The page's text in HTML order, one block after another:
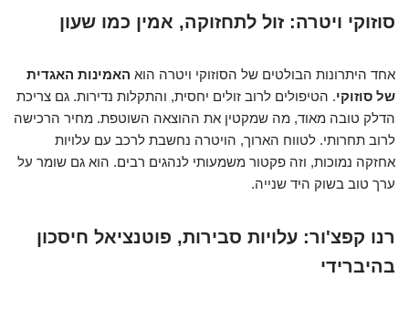
סוזוקי ויטרה: זול לתחזוקה, אמין כמו שעון
אחד היתרונות הבולטים של הסוזוקי ויטרה הוא האמינות האגדית
של סוזוקי. הטיפולים לרוב זולים יחסית, והתקלות נדירות. גם צריכת
הדלק טובה מאוד, מה שמקטין את ההוצאה השוטפת. מחיר הרכישה
לרוב תחרותי. לטווח הארוך, הויטרה נחשבת לרכב עם עלויות
אחזקה נמוכות, וזה פקטור משמעותי לנהגים רבים. הוא גם שומר על
ערך טוב בשוק היד שנייה.
רנו קפצ'ור: עלויות סבירות, פוטנציאל חיסכון
בהיברידי